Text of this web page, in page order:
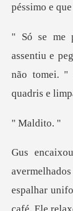
p
não tomei. "
aldi
espalhar